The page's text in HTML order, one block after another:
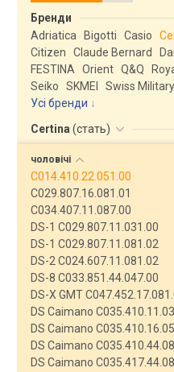
Бренди
Adriatica
Bigotti Casio
Citizen
Claude Bernard
FESTINA
Orient Q&Q
Seiko
SKMEI Swiss Military
Усі бренди
Certina (стать)
чоловічі
C014.410.22.051.00
C029.807.16.081.01
C034.407.11.087.00
DS-1 C029.807.11.031.00
DS-1 C029.807.11.081.02
DS-2 C024.607.11.081.02
DS-8 C033.851.44.047.00
DS-X GMT
DS Caimano
DS Caimano
DS Caimano
DS Caimano